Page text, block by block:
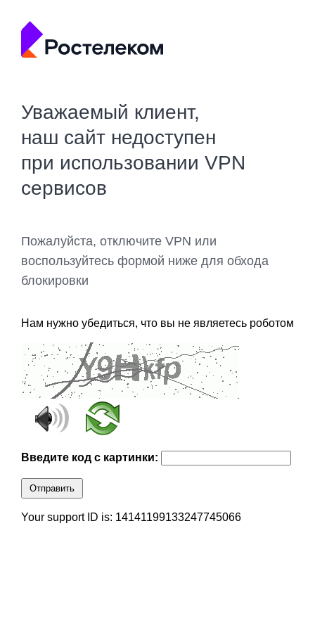
Уважаемый клиент,
наш сайт недоступен
при использовании VPN
сервисов
Пожалуйста, отключите VPN или
воспользуйтесь формой ниже для обхода
блокировки
Нам нужно убедиться, что вы не являетесь роботом
Введите код с картинки:
Отправить
Your support ID is: 14141199133247745066